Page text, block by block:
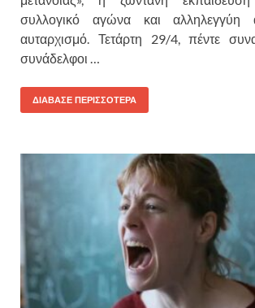
συλλογικό αγώνα και αλληλεγγύη
αυταρχισμό. Τετάρτη 29/4, πέντε
συνάδελφοι …
ΔΙΑΒΑΣΕ ΠΕΡΙΣΣΟΤΕΡΑ